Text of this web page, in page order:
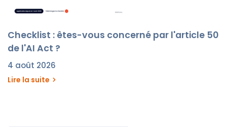
Checklist : êtes-vous concerné par l'article 50
de l'AI Act ?
4 août 2026
Lire la suite